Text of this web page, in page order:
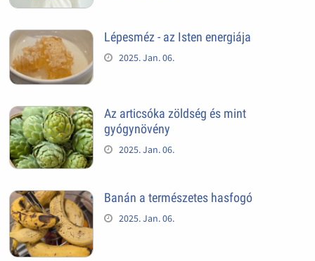
Lépesméz - az Isten energiája
2025. Jan. 06.
Az articsóka zöldség és mint
gyógynövény
2025. Jan. 06.
Banán a természetes hasfogó
2025. Jan. 06.